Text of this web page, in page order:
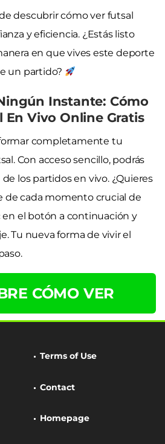
descubrir cómo ver futsal
y eficiencia. ¿Estás listo
en que vives este deporte
un partido?
Instante: Cómo
En Vivo Online Gratis
completamente tu
Con acceso sencillo, podrás
los partidos en vivo. ¿Quieres
de cada momento crucial de
en el botón a continuación y
Tu nueva forma de vivir el
CÓMO VER
Terms of Use
Contact
Homepage